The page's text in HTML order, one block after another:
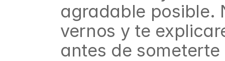
agradable posible.
vernos y te
antes de